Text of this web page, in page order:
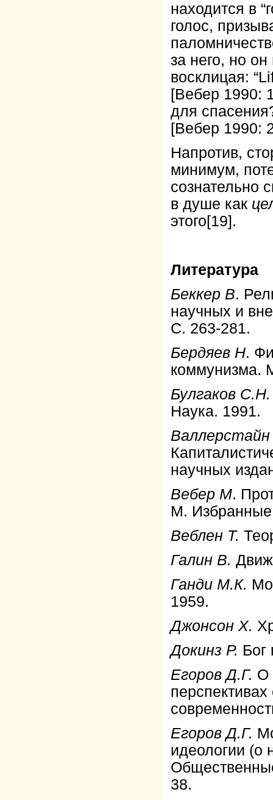
находится в
голос,
за него, но
восклицая:
[Вебер 1990:
для
[Вебер 1990:
Напротив,
минимум,
сознательно
в душе как
этого[19] .
Литература
Беккер В.
научных и
С. 263-281.
Бердяев Н.
коммунизма.
Булгаков С.Н.
Наука. 1991.
научных
Вебер М.
М. Избранные
Веблен Т.
Галин В.
Ганди М.К.
1959.
Джонсон Х.
Докинз Р. Бог
Егоров Д.Г. О
Егоров Д.Г.
идеологии (о
38.